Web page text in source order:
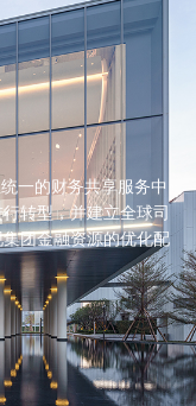
一的财务共享服务中
转型，并建立全球司
团金融资源的优化配